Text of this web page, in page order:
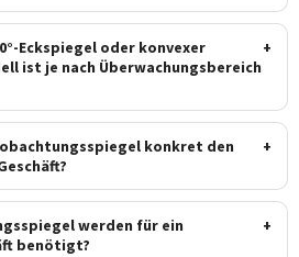
Eckspiegel oder konvexer
ist je nach Überwachungsbereich
+
konkret den
+
werden für ein
benötigt?
+